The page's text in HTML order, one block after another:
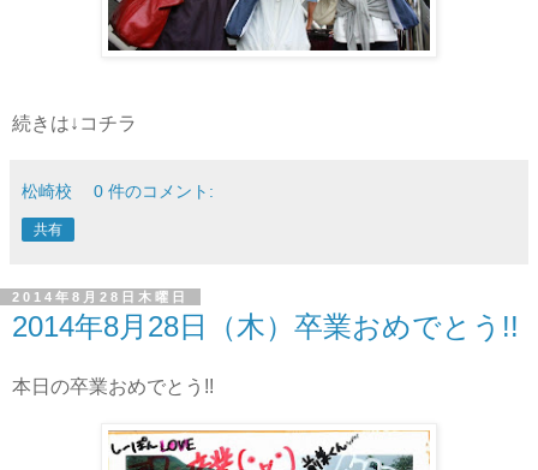
続きは↓コチラ
松崎校 0 件のコメント:
共有
2014年8月28日木曜日
2014年8月28日（木）卒業おめでとう!!
本日の卒業おめでとう!!